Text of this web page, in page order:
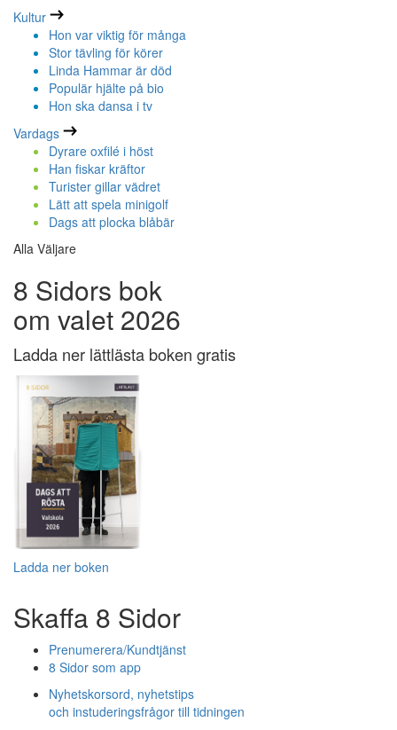
Kultur
Hon var viktig för många
Stor tävling för körer
Linda Hammar är död
Populär hjälte på bio
Hon ska dansa i tv
Vardags
Dyrare oxfilé i höst
Han fiskar kräftor
Turister gillar vädret
Lätt att spela minigolf
Dags att plocka blåbär
Alla Väljare
8 Sidors bok
om valet 2026
Ladda ner lättlästa boken gratis
Ladda ner boken
Skaffa 8 Sidor
Prenumerera/Kundtjänst
8 Sidor som app
Nyhetskorsord, nyhetstips
och instuderingsfrågor till tidningen